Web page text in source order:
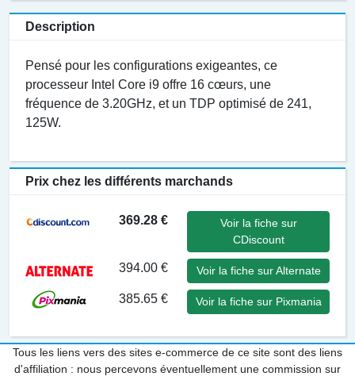
Description
Pensé pour les configurations exigeantes, ce
processeur Intel Core i9 offre 16 cœurs, une
fréquence de 3.20GHz, et un TDP optimisé de 241,
125W.
Prix chez les différents marchands
369.28 €
Voir la fiche sur
CDiscount
394.00 € Voir la fiche sur Alternate
385.65 € Voir la fiche sur Pixmania
Tous les liens vers des sites e-commerce de ce site sont des liens
d'affiliation : nous percevons éventuellement une commission sur